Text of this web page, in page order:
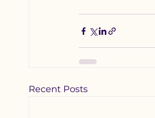
Recent Posts